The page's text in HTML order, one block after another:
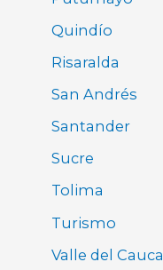
Quindío
Risaralda
San Andrés
Santander
Sucre
Tolima
Turismo
Valle del Cauca